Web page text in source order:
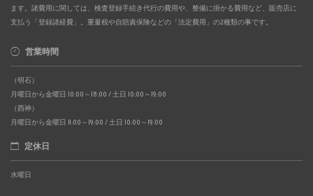
ます。諸費用に関しては、検査登録手続き代行の費用や、整備に掛かる費用など、販売店に
支払う「登録諸経費」。重量税や自賠責保険などの「法定費用」の2種類の事です。
営業時間
（明石）
月曜日から金曜日 10:00～18:00 / 土日 10:00～19:00
（西神）
月曜日から金曜日 11:00～19:00 / 土日 10:00～19:00
定休日
水曜日